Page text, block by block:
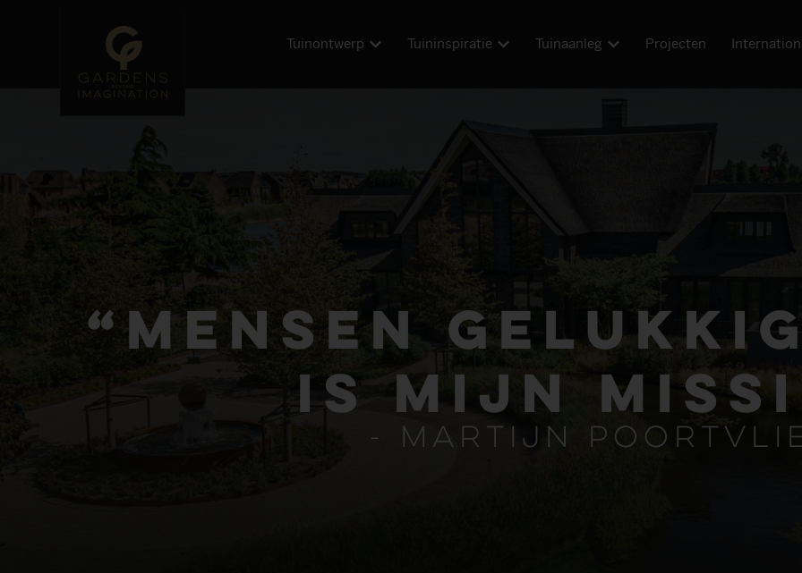
Tuinontwerp Tuininspiratie Tuinaanleg Projecten
“Mensen
is mijn
- Martijn